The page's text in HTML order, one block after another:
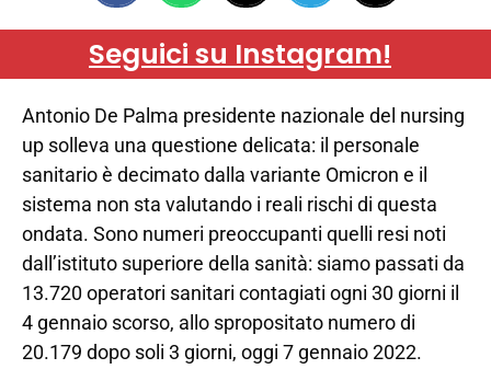
Seguici su Instagram!
Antonio De Palma presidente nazionale del nursing
up solleva una questione delicata: il personale
sanitario è decimato dalla variante Omicron e il
sistema non sta valutando i reali rischi di questa
ondata. Sono numeri preoccupanti quelli resi noti
dall’istituto superiore della sanità: siamo passati da
13.720 operatori sanitari contagiati ogni 30 giorni il
4 gennaio scorso, allo spropositato numero di
20.179 dopo soli 3 giorni, oggi 7 gennaio 2022.